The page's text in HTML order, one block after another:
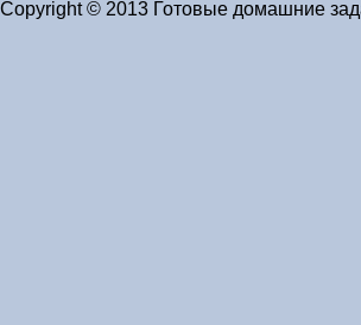
Copyright © 2013 Готовые домашние